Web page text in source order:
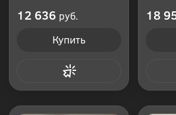
12 636 руб.
Купить
18